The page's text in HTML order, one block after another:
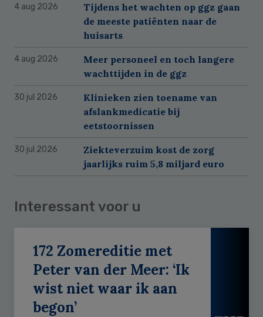
4 aug 2026
Tijdens het wachten op ggz gaan
de meeste patiënten naar de
huisarts
4 aug 2026
Meer personeel en toch langere
wachttijden in de ggz
30 jul 2026
Klinieken zien toename van
afslankmedicatie bij
eetstoornissen
30 jul 2026
Ziekteverzuim kost de zorg
jaarlijks ruim 5,8 miljard euro
Interessant voor u
172 Zomereditie met
Peter van der Meer: ‘Ik
wist niet waar ik aan
begon’